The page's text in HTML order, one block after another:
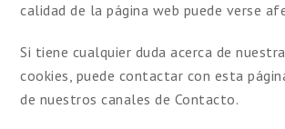
calidad de la página web puede verse
Si tiene cualquier duda acerca de
cookies, puede contactar con esta
de nuestros canales de Contacto.